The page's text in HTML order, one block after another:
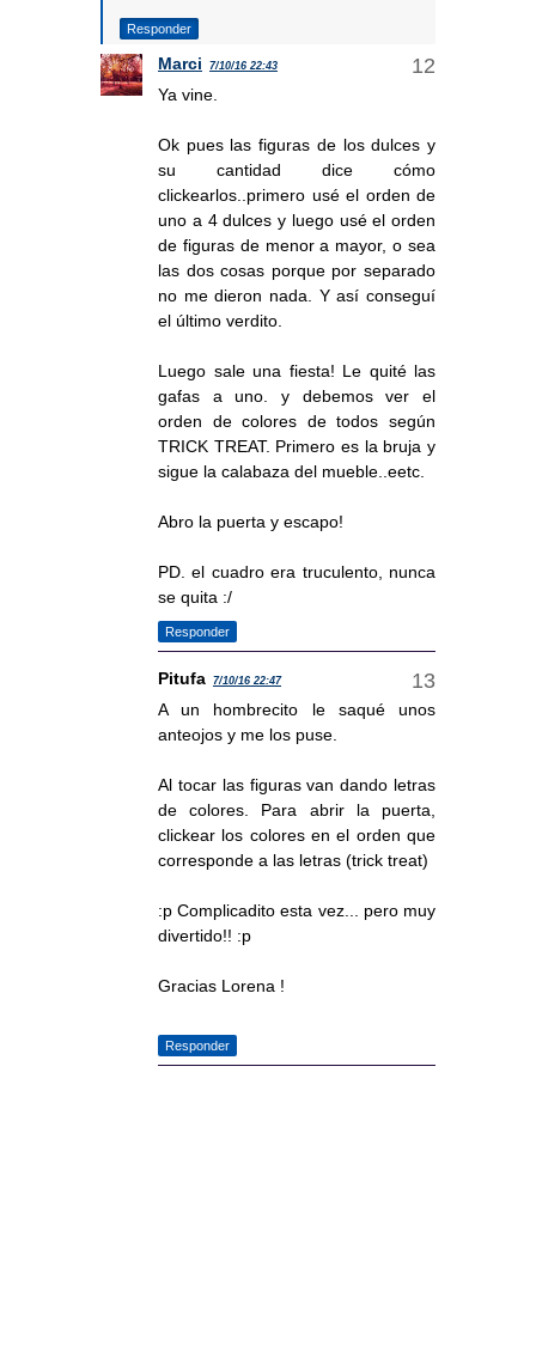
Responder
Marci 7/10/16 22:43
Ya vine.
Ok pues las figuras de los dulces y
su cantidad dice cómo
clickearlos..primero usé el orden de
uno a 4 dulces y luego usé el orden
de figuras de menor a mayor, o sea
las dos cosas porque por separado
no me dieron nada. Y así conseguí
el último verdito.
Luego sale una fiesta! Le quité las
gafas a uno. y debemos ver el
orden de colores de todos según
TRICK TREAT. Primero es la bruja y
sigue la calabaza del mueble..eetc.
Abro la puerta y escapo!
PD. el cuadro era truculento, nunca
se quita :/
Responder
Pitufa 7/10/16 22:47
A un hombrecito le saqué unos
anteojos y me los puse.
Al tocar las figuras van dando letras
de colores. Para abrir la puerta,
clickear los colores en el orden que
corresponde a las letras (trick treat)
:p Complicadito esta vez... pero muy
divertido!! :p
Gracias Lorena !
Responder